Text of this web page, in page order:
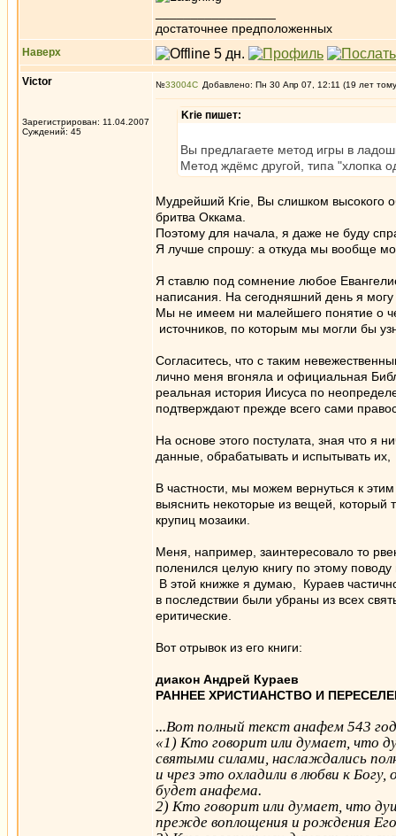
достаточнее предположенных
Наверх
Victor
Зарегистрирован: 11.04.2007
Суждений: 45
№33004 Добавлено: Пн 30 Апр 07, 12:11 (19 лет
Krie пишет:
Вы предлагаете метод игры в
Метод ждёмс другой, типа "хлопка
Мудрейший Krie, Вы слишком высокого
бритва Оккама.
Поэтому для начала, я даже не буду
Я лучше спрошу: а откуда мы вообще
Я ставлю под сомнение любое
написания. На сегодняшний день я
Мы не имеем ни малейшего понятие о
источников, по которым мы могли бы
Согласитесь, что с таким
лично меня вгоняла и официальная
реальная история Иисуса по
подтверждают прежде всего сами
На основе этого постулата, зная что
данные, обрабатывать и испытывать
В частности, мы можем вернуться к
выяснить некоторые из вещей, который
крупиц мозаики.
Меня, например, заинтересовало то
поленился целую книгу по этому
В этой книжке я думаю, Кураев
в последствии были убраны из всех
еритические.
Вот отрывок из его книги:
диакон Андрей Кураев
РАННЕЕ ХРИСТИАНСТВО И
...Вот полный текст анафем 543
«1) Кто говорит или думает, что
святыми силами, наслаждались
и чрез это охладили в любви к
будет анафема.
2) Кто говорит или думает, что
прежде воплощения и рождения